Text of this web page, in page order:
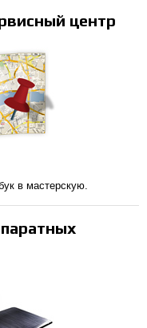
центр
в мастерскую.